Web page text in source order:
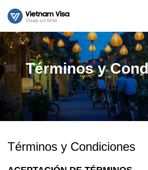
Términos y
Términos y Condiciones